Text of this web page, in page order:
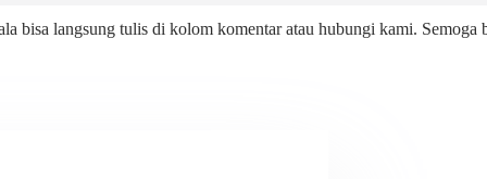
bisa langsung tulis di kolom komentar atau hubungi kami.